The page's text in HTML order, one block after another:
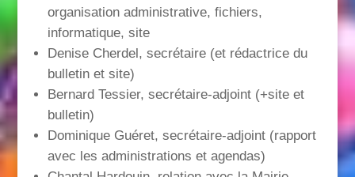
organisation administrative, fichiers,
informatique, site
Denise Cherdel, secrétaire (et rédactrice du
bulletin et site)
Bernard Tessier, secrétaire-adjoint (+site et
bulletin)
Dominique Guéret, secrétaire-adjoint (rapport
avec les administrations et agendas)